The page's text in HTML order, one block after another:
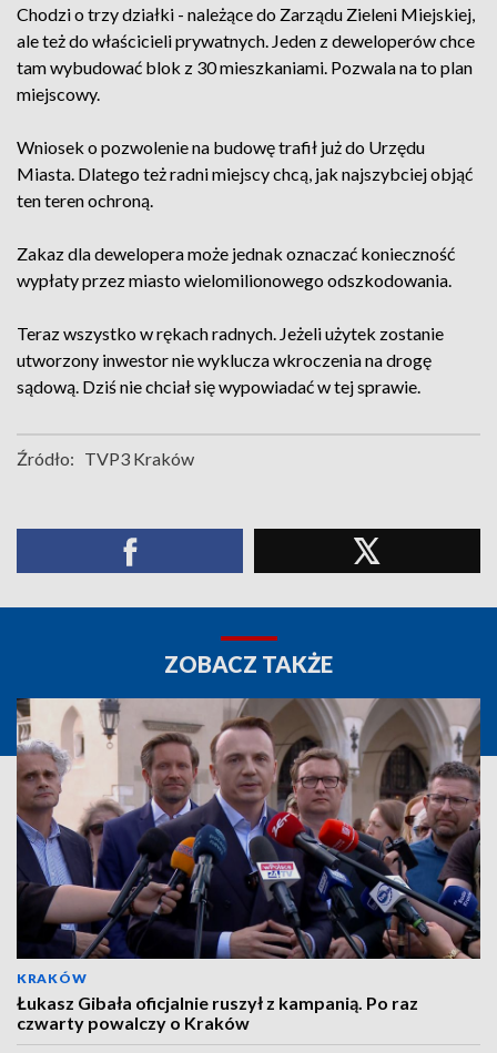
Chodzi o trzy działki - należące do Zarządu Zieleni Miejskiej,
ale też do właścicieli prywatnych. Jeden z deweloperów chce
tam wybudować blok z 30 mieszkaniami. Pozwala na to plan
miejscowy.
Wniosek o pozwolenie na budowę trafił już do Urzędu
Miasta. Dlatego też radni miejscy chcą, jak najszybciej objąć
ten teren ochroną.
Zakaz dla dewelopera może jednak oznaczać konieczność
wypłaty przez miasto wielomilionowego odszkodowania.
Teraz wszystko w rękach radnych. Jeżeli użytek zostanie
utworzony inwestor nie wyklucza wkroczenia na drogę
sądową. Dziś nie chciał się wypowiadać w tej sprawie.
Źródło: TVP3 Kraków
ZOBACZ TAKŻE
KRAKÓW
Łukasz Gibała oficjalnie ruszył z kampanią. Po raz
czwarty powalczy o Kraków